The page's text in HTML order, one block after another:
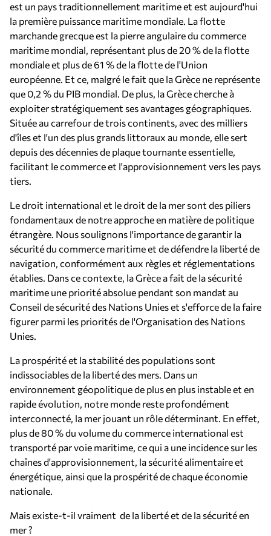
est un pays traditionnellement maritime et est aujourd'hui
la première puissance maritime mondiale. La flotte
marchande grecque est la pierre angulaire du commerce
maritime mondial, représentant plus de 20 % de la flotte
mondiale et plus de 61 % de la flotte de l'Union
européenne. Et ce, malgré le fait que la Grèce ne représente
que 0,2 % du PIB mondial. De plus, la Grèce cherche à
exploiter stratégiquement ses avantages géographiques.
Située au carrefour de trois continents, avec des milliers
d'îles et l'un des plus grands littoraux au monde, elle sert
depuis des décennies de plaque tournante essentielle,
facilitant le commerce et l'approvisionnement vers les pays
tiers.
Le droit international et le droit de la mer sont des piliers
fondamentaux de notre approche en matière de politique
étrangère. Nous soulignons l'importance de garantir la
sécurité du commerce maritime et de défendre la liberté de
navigation, conformément aux règles et réglementations
établies. Dans ce contexte, la Grèce a fait de la sécurité
maritime une priorité absolue pendant son mandat au
Conseil de sécurité des Nations Unies et s'efforce de la faire
figurer parmi les priorités de l'Organisation des Nations
Unies.
La prospérité et la stabilité des populations sont
indissociables de la liberté des mers. Dans un
environnement géopolitique de plus en plus instable et en
rapide évolution, notre monde reste profondément
interconnecté, la mer jouant un rôle déterminant. En effet,
plus de 80 % du volume du commerce international est
transporté par voie maritime, ce qui a une incidence sur les
chaînes d'approvisionnement, la sécurité alimentaire et
énergétique, ainsi que la prospérité de chaque économie
nationale.
Mais existe-t-il vraiment de la liberté et de la sécurité en
mer ?